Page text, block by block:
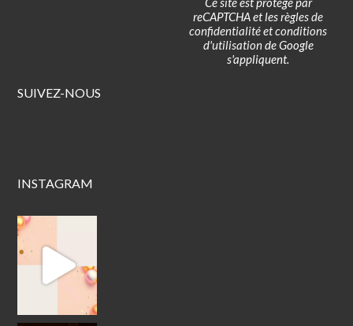
reCAPTCHA et lesrègles de
confidentialitéetconditions
d'utilisationde Google
s'appliquent.
SUIVEZ-NOUS
INSTAGRAM
Fête ton anniversaire au Poney Club !
Envie d